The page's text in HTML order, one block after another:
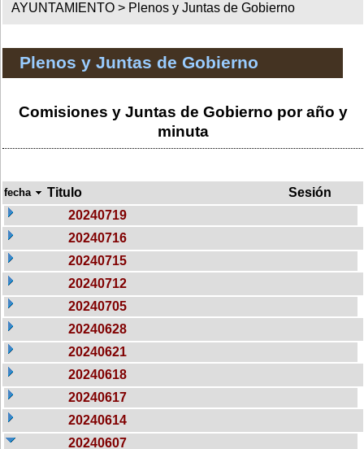
AYUNTAMIENTO > Plenos y Juntas de Gobierno
Plenos y Juntas de Gobierno
Comisiones y Juntas de Gobierno por año y
minuta
fecha Titulo
Sesión
20240719
20240716
20240715
20240712
20240705
20240628
20240621
20240618
20240617
20240614
20240607